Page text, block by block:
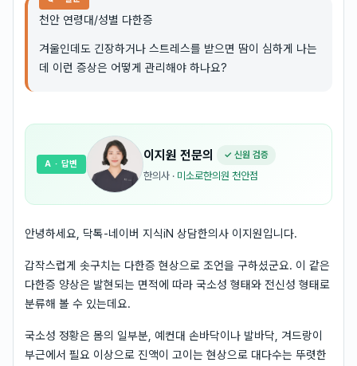
천안 연령대/성별 다한증
겨울인데도 긴장하거나 스트레스를 받으면 땀이 심하게 나는
데 이런 증상은 어떻게 관리해야 하나요?
이지원 전문의 ✓ 신원 검증
한의사 · 미소로한의원 천안점
A · 답변
안녕하세요, 닥톡-네이버 지식iN 상담한의사 이지원입니다.
갑작스럽게 솟구치는 다한증 현상으로 조언을 구하셨군요. 이 같은
다한증 양상은 발현되는 면적에 따라 국소성 형태와 전신성 형태로
분류해 볼 수 있는데요.
국소성 정황은 몸의 일부분, 예컨대 손바닥이나 발바닥, 겨드랑이
부근에서 필요 이상으로 진액이 고이는 현상으로 대다수는 뚜렷한